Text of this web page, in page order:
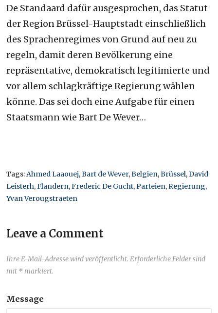
De Standaard dafür ausgesprochen, das Statut
der Region Brüssel-Hauptstadt einschließlich
des Sprachenregimes von Grund auf neu zu
regeln, damit deren Bevölkerung eine
repräsentative, demokratisch legitimierte und
vor allem schlagkräftige Regierung wählen
könne. Das sei doch eine Aufgabe für einen
Staatsmann wie Bart De Wever…
Tags:Ahmed Laaouej,Bart de Wever,Belgien,Brüssel,David
Leisterh,Flandern,Frederic De Gucht,Parteien,Regierung,
Yvan Verougstraeten
Leave a Comment
Ihre E-Mail-Adresse wird veröffentlicht. Erforderliche Felder sind
mit * markiert.
Message